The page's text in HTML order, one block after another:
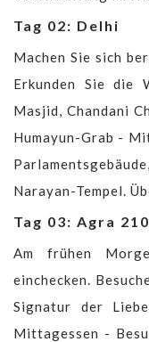
Tag 02: Delhi
Machen Sie sich
Erkunden Sie die
Masjid, Chandani
Humayun-Grab -
Narayan-Tempel.
Tag 03: Agra
Am frühen
einchecken.
Signatur der
Mittagessen -